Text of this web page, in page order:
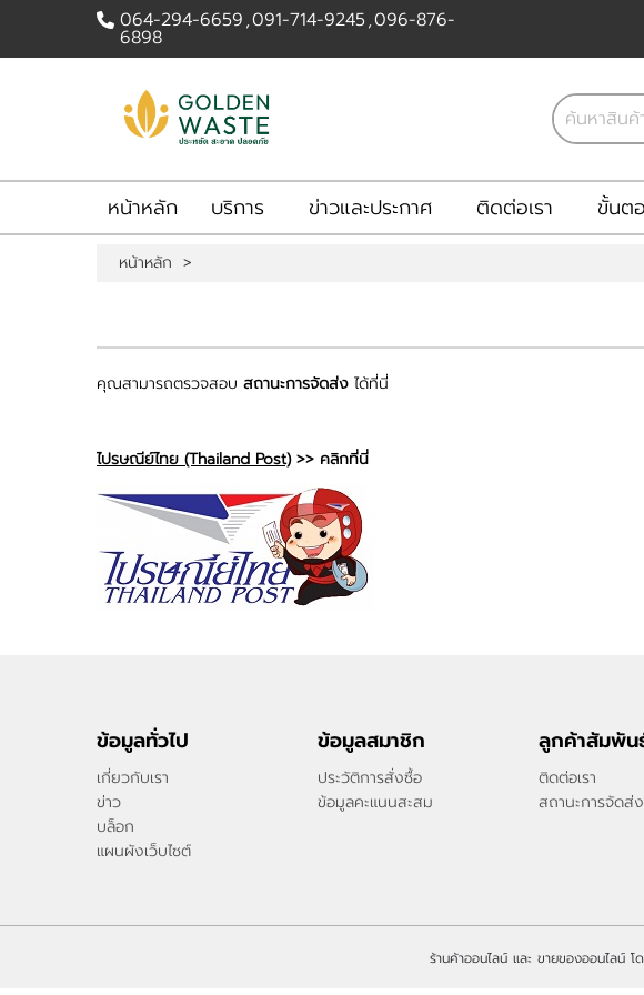
บริการ
ข่าวและประกาศ ติดต่อเรา
ขั้นตอนการใช้บริการ
064-294-6659,091-714-9245,096-876-
6898
หน้าหลัก บริการ ข่าวและประกาศ ติดต่อเรา ขั้นต
หน้าหลัก >
คุณสามารถตรวจสอบ สถานะการจัดส่ง ได้ที่นี่
ไปรษณีย์ไทย (Thailand Post)>> คลิกที่นี่
ข้อมูลทั่วไป
เกี่ยวกับเรา
ข่าว
บล็อก
แผนผังเว็บไซต์
ข้อมูลสมาชิก
ประวัติการสั่งซื้อ
ข้อมูลคะแนนสะสม
ลูกค้าสัมพัน
ติดต่อเรา
สถานะการจัดส่ง
ร้านค้าออนไลน์ และ ขายของออนไลน์ โ